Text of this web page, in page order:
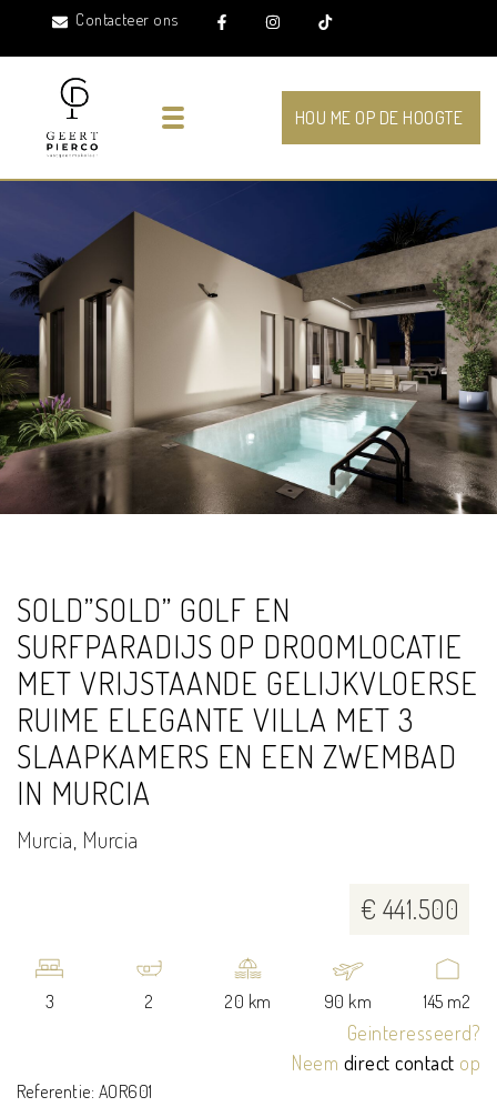
Contacteer ons
Toggle navigationHOU ME OP DE HOOGTE
17 foto's
SOLD”SOLD” GOLF EN
SURFPARADIJS OP DROOMLOCATIE
MET VRIJSTAANDE GELIJKVLOERSE
RUIME ELEGANTE VILLA MET 3
SLAAPKAMERS EN EEN ZWEMBAD
IN MURCIA
Murcia, Murcia
€ 441.500
3 2 20 km 90 km 145 m2
Geinteresseerd?
Neem direct contact op
Referentie: AOR601